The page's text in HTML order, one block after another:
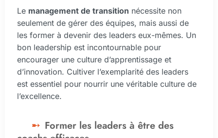
Le management de transition nécessite non
seulement de gérer des équipes, mais aussi de
les former à devenir des leaders eux-mêmes. Un
bon leadership est incontournable pour
encourager une culture d’apprentissage et
d’innovation. Cultiver l’exemplarité des leaders
est essentiel pour nourrir une véritable culture de
l’excellence.
Former les leaders à être des